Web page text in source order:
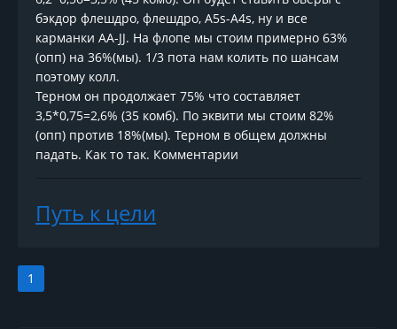
бэкдор флешдро, флешдро, А5s-A4s, ну и все
карманки AA-JJ. На флопе мы стоим примерно 63%
(опп) на 36%(мы). 1/3 пота нам колить по шансам
поэтому колл.
Терном он продолжает 75% что составляет
3,5*0,75=2,6% (35 комб). По эквити мы стоим 82%
(опп) против 18%(мы). Терном в общем должны
падать. Как то так. Комментарии
Путь к цели
1